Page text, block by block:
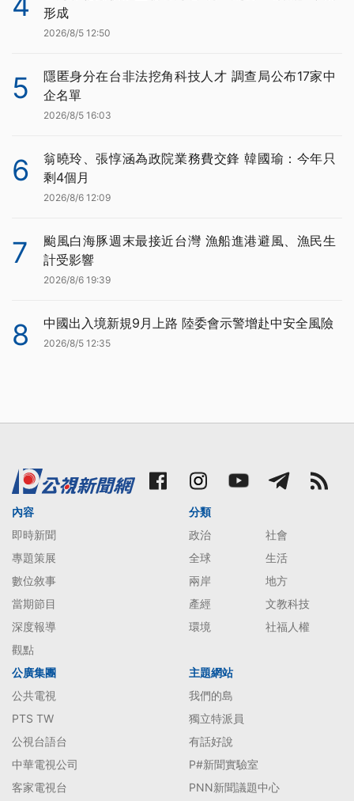
形成
2026/8/5 12:50
5
隱匿身分在台非法挖角科技人才 調查局公布17家中
企名單
2026/8/5 16:03
6
翁曉玲、張惇涵為政院業務費交鋒 韓國瑜：今年只
剩4個月
2026/8/6 12:09
7
颱風白海豚週末最接近台灣 漁船進港避風、漁民生
計受影響
2026/8/6 19:39
8 中國出入境新規9月上路 陸委會示警增赴中安全風險
2026/8/5 12:35
內容
即時新聞
專題策展
數位敘事
當期節目
深度報導
觀點
分類
政治
社會
全球
生活
兩岸
地方
產經
文教科技
環境
社福人權
公廣集團
公共電視
PTS TW
公視台語台
中華電視公司
客家電視台
主題網站
我們的島
獨立特派員
有話好說
P#新聞實驗室
PNN新聞議題中心